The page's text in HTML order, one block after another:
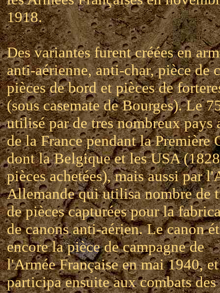
1918.
Des variantes furent créées en
anti-aérienne, anti-char, pièce de
pièces de bord et pièces de
(sous casemate de Bourges). Le
utilisé par de tres nombreux pays
de la France pendant la Première
dont la Belgique et les USA (1828
pièces achetées), mais aussi par
Allemande qui utilisa nombre de
de pièces capturées pour la
de canons anti-aérien. Le canon
encore la pièce de campagne de
l'Armée Française en mai 1940, et
participa ensuite aux combats des